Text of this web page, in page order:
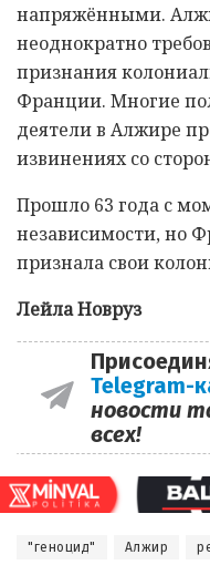
напряжёнными.
неоднократно
признания
Франции. Многие
деятели в Алжире
извинениях со
Прошло 63 года с
независимости, но
признала свои
Лейла Новруз
Telegram-
новости
всех!
"геноцид" Алжир